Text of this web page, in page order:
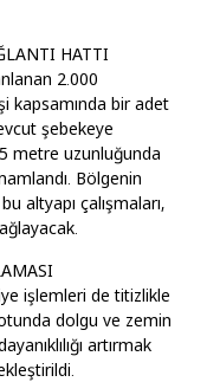
HATTI
2.000
kapsamında bir adet
şebekeye
metre uzunluğunda
Bölgenin
altyapı çalışmaları,
işlemleri de titizlikle
dolgu ve zemin
artırmak